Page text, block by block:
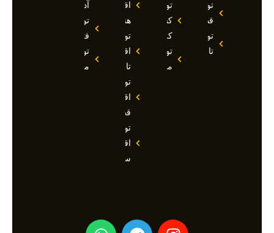
تور
قطر
تور
تاجیکستان
تور
کشتی
کروز
تور
مالدیو
اقساطی
هند
تور
اقساطی
تاجیکستان
تور
اقساطی
قطر
تور
اقساطی
سوچی
آداسی
تور
فتحیه
تور
مالزی
I
T
W